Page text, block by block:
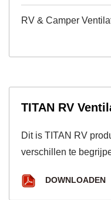
RV & Camper
TITAN RV
Dit is TITAN RV
verschillen te
DOWNLOADEN